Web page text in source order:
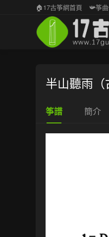
🏠17古筝網首頁 📯筝
半山聽雨（
筝譜 簡介